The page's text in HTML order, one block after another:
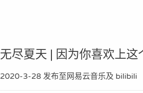
无尽夏天 | 因为你喜欢上这
2020-3-28 发布至网易云音乐及 bilibili